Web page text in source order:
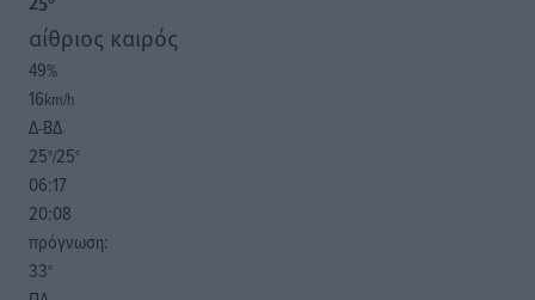
25°
αίθριος καιρός
49%
16km/h
Δ-ΒΔ
25°/25°
06:17
20:08
πρόγνωση:
33°